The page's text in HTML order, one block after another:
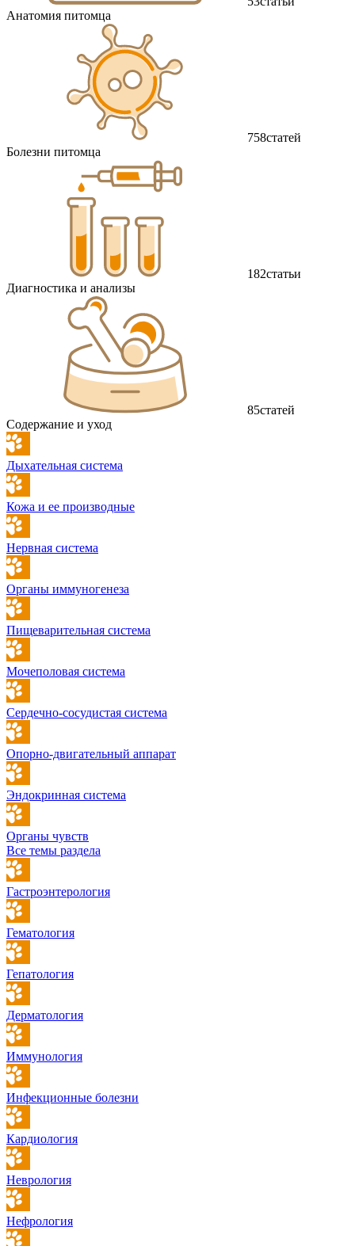
Анатомия питомца
758статей
Болезни питомца
182статьи
Диагностика и анализы
85статей
Содержание и уход
Дыхательная система
Кожа и ее производные
Нервная система
Органы иммуногенеза
Пищеварительная система
Мочеполовая система
Сердечно-сосудистая система
Опорно-двигательный аппарат
Эндокринная система
Органы чувств
Все темы раздела
Гастроэнтерология
Гематология
Гепатология
Дерматология
Иммунология
Инфекционные болезни
Кардиология
Неврология
Нефрология